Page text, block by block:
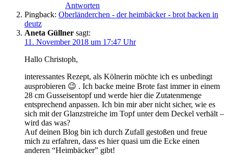
Antworten
Pingback: Oberländerchen - der heimbäcker - brot backen in
deutz
Aneta Güllner sagt:
11. November 2018 um 17:47 Uhr
Hallo Christoph,
interessantes Rezept, als Kölnerin möchte ich es unbedingt
ausprobieren 😉 . Ich backe meine Brote fast immer in einem
28 cm Gusseisentopf und werde hier die Zutatenmenge
entsprechend anpassen. Ich bin mir aber nicht sicher, wie es
sich mit der Glanzstreiche im Topf unter dem Deckel verhält –
wird das was?
Auf deinen Blog bin ich durch Zufall gestoßen und freue
mich zu erfahren, dass es hier quasi um die Ecke einen
anderen “Heimbäcker” gibt!